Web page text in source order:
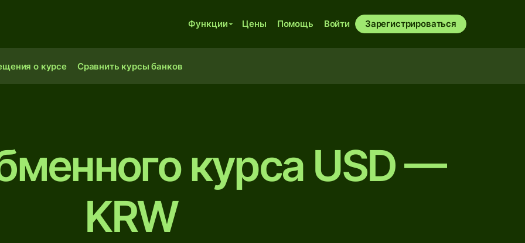
Функции Цены Помощь Войти Зарегистрироваться
о курсе Сравнить курсы банков
курса USD —
KRW